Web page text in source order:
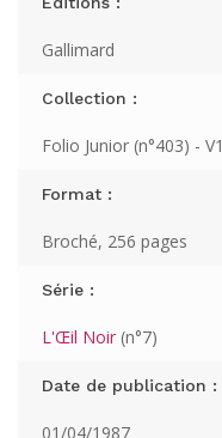
Gallimard
Collection :
Folio Junior (n°403) - V1
Format :
Broché, 256 pages
Série :
L'Œil Noir (n°7)
Date de publication :
01/04/1987